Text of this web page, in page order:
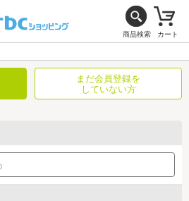
商品検索 カート
まだ会員登録を
していない方